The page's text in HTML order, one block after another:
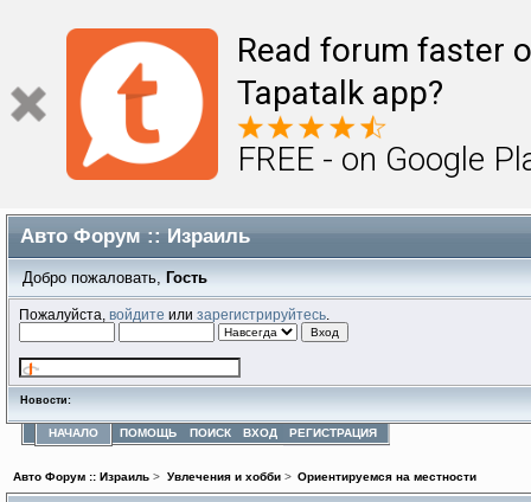
Read forum faster
Tapatalk app?
FREE - on Google
Авто Форум :: Израиль
Добро пожаловать, Гость
Пожалуйста,войдите илизарегистрируйтесь
Новости:
НАЧАЛО ПОМОЩЬ ПОИСК ВХОД РЕГИСТРАЦИЯ
Авто Форум :: Израиль > Увлечения и хобби> Ориентируемся на местности